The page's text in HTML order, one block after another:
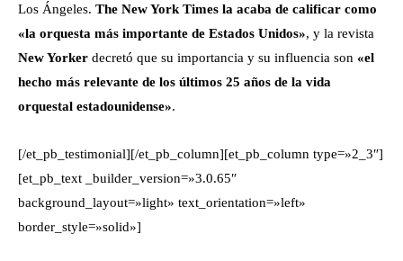
Los Ángeles. The New York Times la acaba de calificar como
«la orquesta más importante de Estados Unidos», y la revista
New Yorker decretó que su importancia y su influencia son «el
hecho más relevante de los últimos 25 años de la vida
orquestal estadounidense».
[/et_pb_testimonial][/et_pb_column][et_pb_column type=»2_3″]
[et_pb_text _builder_version=»3.0.65″
background_layout=»light» text_orientation=»left»
border_style=»solid»]